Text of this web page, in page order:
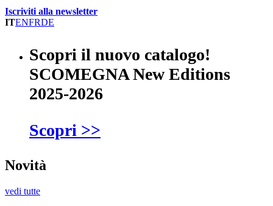
Iscriviti alla newsletter
ITENFRDE
Scopri il nuovo catalogo!
SCOMEGNA New Editions
2025-2026
Scopri >>
Novità
vedi tutte